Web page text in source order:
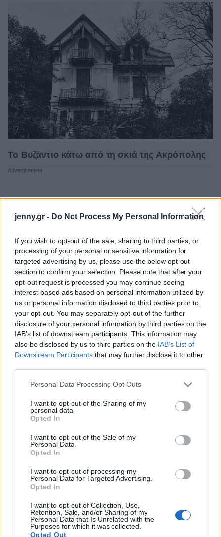
jenny.gr - Do Not Process My Personal Information
If you wish to opt-out of the sale, sharing to third parties, or
processing of your personal or sensitive information for
targeted advertising by us, please use the below opt-out
section to confirm your selection. Please note that after your
opt-out request is processed you may continue seeing
interest-based ads based on personal information utilized by
us or personal information disclosed to third parties prior to
your opt-out. You may separately opt-out of the further
disclosure of your personal information by third parties on the
IAB’s list of downstream participants. This information may
also be disclosed by us to third parties on the IAB’s List of
Downstream Participants that may further disclose it to other
Please note that this website/app uses one or more Google
not limited to your visit or usage behaviour. You may click to
grant or deny consent to Google and its third-party tags to
use your data for below specified purposes in below Google
consent section.
Personal Data Processing Opt Outs
I want to opt-out of the Sharing of my
personal data.
Opted In
I want to opt-out of the Sale of my
Personal Data.
Opted In
I want to opt-out of processing my
Personal Data for Targeted Advertising.
Opted In
I want to opt-out of Collection, Use,
Retention, Sale, and/or Sharing of my
Personal Data that Is Unrelated with the
Purposes for which it was collected.
Opted Out
Το Βυζάντιο κάτω από τη σκιά της Ακρόπολης